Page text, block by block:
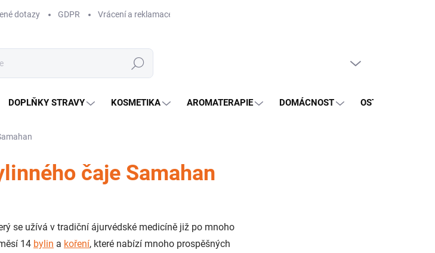
dotazy GDPR Vrácení a reklamace zboží
Hledat
DOPLŇKY STRAVY KOSMETIKA AROMATERAPIE DOMÁCNOST OSTATNÍ
čaje Samahan
se užívá v tradiční ájurvédské medicíně již po mnoho
14 bylin a koření, které nabízí mnoho prospěšných